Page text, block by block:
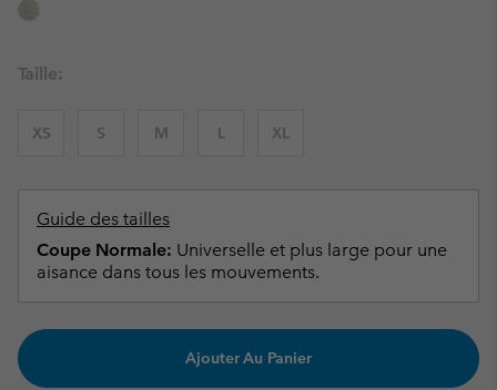
Taille:
XS S M L XL
Guide des tailles
Coupe Normale: Universelle et plus large pour une
aisance dans tous les mouvements.
Ajouter Au Panier